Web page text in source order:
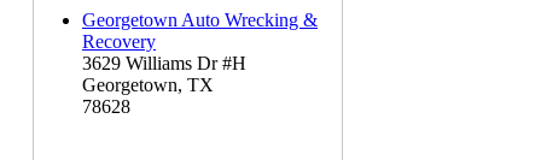
Georgetown Auto Wrecking &
Recovery
3629 Williams Dr #H
Georgetown, TX
78628